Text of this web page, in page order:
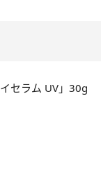
セラム UV」30g